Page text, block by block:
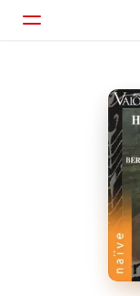
Accueil
Parcourir
Rechercher